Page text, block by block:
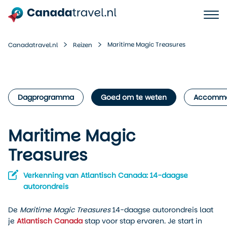
Canadatravel.nl Reizen Maritime Magic Treasures
Dagprogramma Goed om te weten
Maritime Magic
Treasures
Verkenning van Atlantisch Canada: 14-daagse
autorondreis
De Maritime Magic Treasures14-daagse autorondreis laat
je Atlantisch Canada stap voor stap ervaren. Je start in